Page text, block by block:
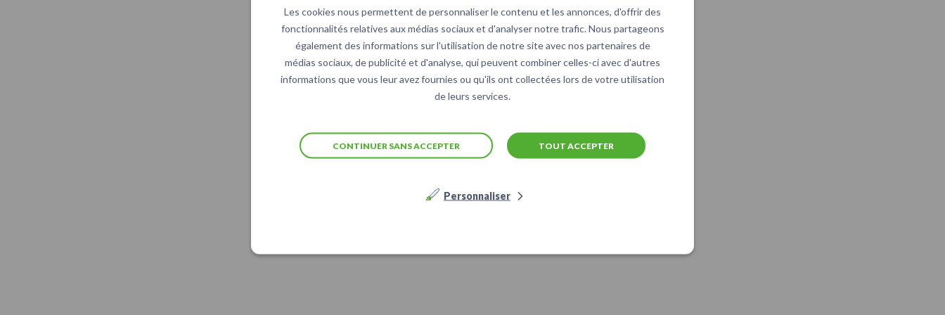
Les cookies nous permettent de personnaliser le contenu et les annonces, d'offrir des
fonctionnalités relatives aux médias sociaux et d'analyser notre trafic. Nous partageons
également des informations sur l'utilisation de notre site avec nos partenaires de
médias sociaux, de publicité et d'analyse, qui peuvent combiner celles-ci avec d'autres
informations que vous leur avez fournies ou qu'ils ont collectées lors de votre utilisation
de leurs services.
TOUT ACCEPTER
CONTINUER SANS ACCEPTER
Personnaliser